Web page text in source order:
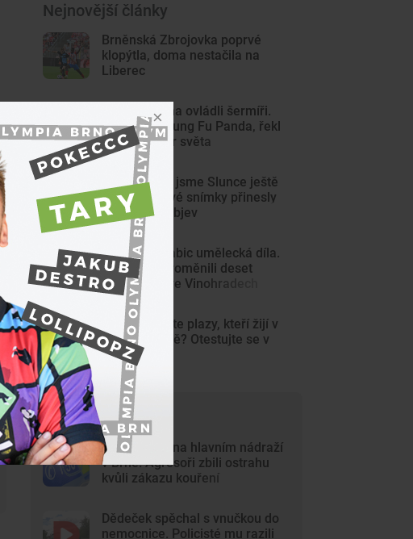
Nejnovější články
Brněnská Zbrojovka poprvé
klopýtla, doma nestačila na
Liberec
Centrum Brna ovládli šermíři.
Jsem jako Kung Fu Panda, řekl
čerstvý mistr světa
Tak detailně jsme Slunce ještě
neviděli. Nové snímky přinesly
průlomový objev
Z šedých krabic umělecká díla.
Výtvarníci proměnili deset
trafostanic ve Vinohradech
KVÍZ: Poznáte plazy, kteří žijí v
české přírodě? Otestujte se v
kvízu
Nejčtenější články
Krvavý útok na hlavním nádraží
v Brně. Agresoři zbili ostrahu
kvůli zákazu kouření
Dědeček spěchal s vnučkou do
nemocnice. Policisté mu razili